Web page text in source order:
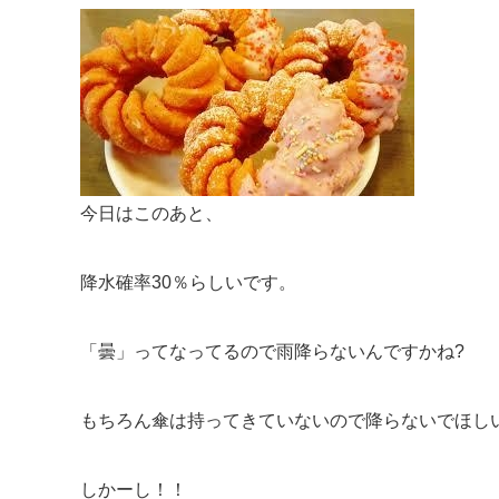
今日はこのあと、
降水確率30％らしいです。
「曇」ってなってるので雨降らないんですかね?
もちろん傘は持ってきていないので降らないでほし
しかーし！！